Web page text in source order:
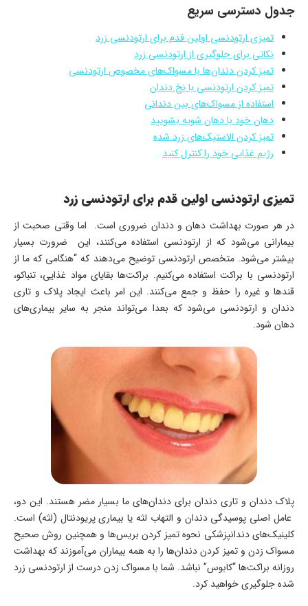
جدول دسترسی سریع
تمیزی ارتودنسی اولین قدم برای ارتودنسی زرد
نکاتی برای جلوگیری از ارتودنسی زرد
تمیز کردن دندان‌ها با مسواک‌های مخصوص ارتودنسی
تمیز کردن ارتودنسی با نخ دندان
استفاده از مسواک‌های بین دندانی
دهان خود با دهان شویه بشویید
تمیز کردن الاستیک‌های زرد شده
رژیم غذایی خود را کنترل کنید
تمیزی ارتودنسی اولین قدم برای ارتودنسی زرد
در هر صورت بهداشت دهان و دندان ضروری است. اما وقتی صحبت از
بیمارانی می‌شود که از ارتودنسی استفاده می‌کنند، این ضرورت بسیار
بیشتر می‌شود. متخصص ارتودنسی توضیح می‌دهند که “هنگامی که ما از
ارتودنسی با براکت استفاده می‌کنیم. براکت‌ها بقایای مواد غذایی، تنباکو،
قندها و غیره را حفظ و جمع می‌کنند. این امر باعث ایجاد پلاک و تاری
دندان و ارتودنسی می‌شود که بعدا می‌تواند منجر به سایر بیماری‌های
دهان شود.
پلاک دندان و تاری دندان برای دندان‌های ما بسیار مضر هستند. این دو،
عامل اصلی پوسیدگی دندان و التهاب لثه یا بیماری پریودنتال (لثه) است.
کلینیک‌های دندانپزشکی نحوه تمیز کردن بریس‌ها و همچنین روش صحیح
مسواک زدن و تمیز کردن دندان‌ها را به همه بیماران می‌آموزند که بهداشت
روزانه براکت‌ها “کابوس” نباشد. شما با مسواک زدن درست از ارتودنسی زرد
شده جلوگیری خواهید کرد.